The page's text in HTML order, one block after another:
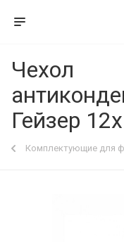
Чехол
Гейзер
Комплектующие для